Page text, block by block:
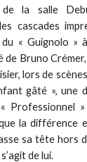
de la salle
cascades
« Guignolo »
de Bruno
lors de
gâté », une
Professionnel
la différence
sa tête hors
de lui.